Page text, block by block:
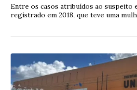
Entre os casos atribuídos ao suspeito
registrado em 2018, que teve uma